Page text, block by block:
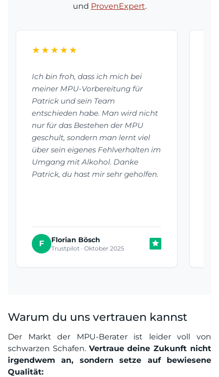
und ProvenExpert.
★★★★★
Ich bin froh, dass ich mich bei
meiner MPU-Vorbereitung für
Patrick und sein Team
entschieden habe. Man wird nicht
nur für das Bestehen der MPU
geschult, sondern man lernt viel
über sein eigenes Fehlverhalten im
Umgang mit Alkohol. Danke
Patrick, du hast mir sehr geholfen.
F Florian Bösch
Trustpilot · Oktober 2025
Warum du uns vertrauen kannst
Der Markt der MPU-Berater ist leider voll von
schwarzen Schafen. Vertraue deine Zukunft nicht
irgendwem an, sondern setze auf bewiesene
Qualität: